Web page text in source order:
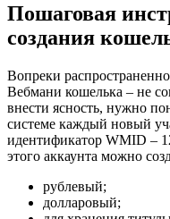
Пошаговая
создания
Вопреки
Вебмани кошелька – не
внести ясность, нужно
системе каждый новый
идентификатор WMID –
этого аккаунта можно
рублевый;
долларовый;